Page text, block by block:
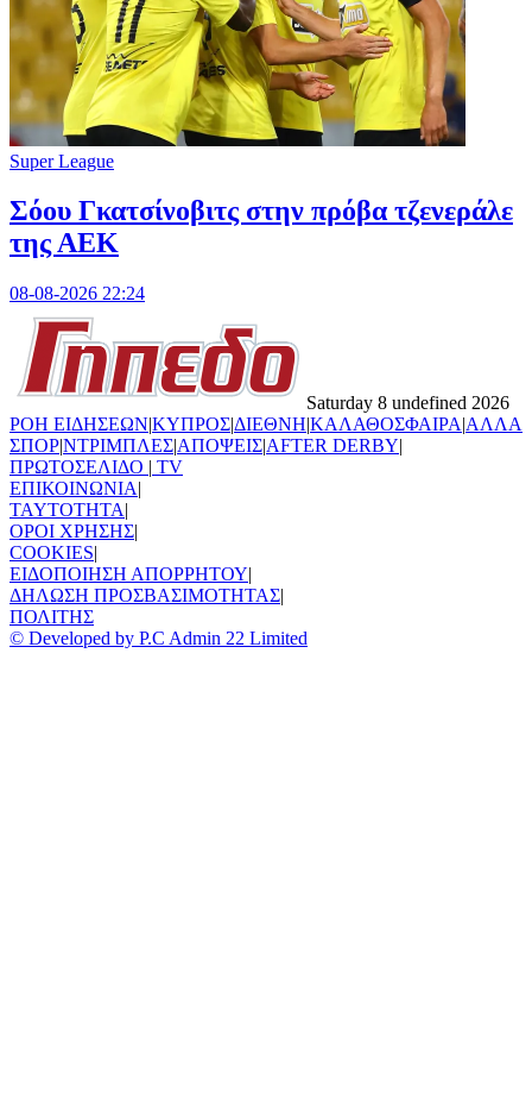
Super League
Σόου Γκατσίνοβιτς στην πρόβα τζενεράλε
της ΑΕΚ
08-08-2026 22:24
Saturday 8 undefined 2026
ΡΟΗ ΕΙΔΗΣΕΩΝ|ΚΥΠΡΟΣ|ΔΙΕΘΝΗ|ΚΑΛΑΘΟΣΦΑΙΡΑ|ΑΛΛΑ
ΣΠΟΡ|ΝΤΡΙΜΠΛΕΣ|ΑΠΟΨΕΙΣ|AFTER DERBY|
ΠΡΩΤΟΣΕΛΙΔΟ | TV
ΕΠΙΚΟΙΝΩΝΙΑ|
TAYTOTHTA|
ΟΡΟΙ ΧΡΗΣΗΣ|
COOKIES|
ΕΙΔΟΠΟΙΗΣΗ ΑΠΟΡΡΗΤΟΥ|
ΔΗΛΩΣΗ ΠΡΟΣΒΑΣΙΜΟΤΗΤΑΣ|
ΠΟΛΙΤΗΣ
© Developed by P.C Admin 22 Limited